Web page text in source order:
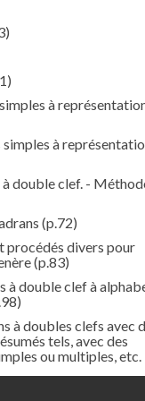
à
à
double clef. -
(p.72)
procédés divers pour
(p.83)
à double clef à
à doubles clefs avec
tels, avec des
ou multiples, etc.